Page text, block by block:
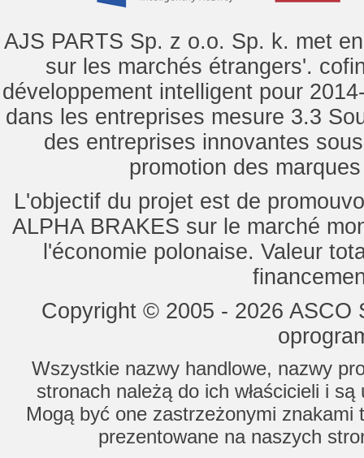
AJS PARTS Sp. z o.o. Sp. k. met
sur les marchés étrangers'.
développement intelligent pour
dans les entreprises mesure 3.3
des entreprises innovantes
promotion des
L'objectif du projet est de
ALPHA BRAKES sur le marché
l'économie polonaise. Valeur
Copyright © 2005 - 2026
Wszystkie nazwy handlowe, nazwy
stronach należą do ich właścicieli i
Mogą być one zastrzeżonymi znakami
prezentowane na naszych